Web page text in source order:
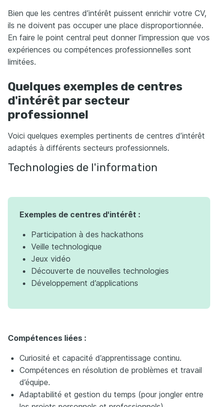
Bien que les centres d’intérêt puissent enrichir votre CV,
ils ne doivent pas occuper une place disproportionnée.
En faire le point central peut donner l’impression que vos
expériences ou compétences professionnelles sont
limitées.
Quelques exemples de centres
d'intérêt par secteur
professionnel
Voici quelques exemples pertinents de centres d’intérêt
adaptés à différents secteurs professionnels.
Technologies de l'information
Exemples de centres d'intérêt :
Participation à des hackathons
Veille technologique
Jeux vidéo
Découverte de nouvelles technologies
Développement d’applications
Compétences liées :
Curiosité et capacité d’apprentissage continu.
Compétences en résolution de problèmes et travail
d’équipe.
Adaptabilité et gestion du temps (pour jongler entre